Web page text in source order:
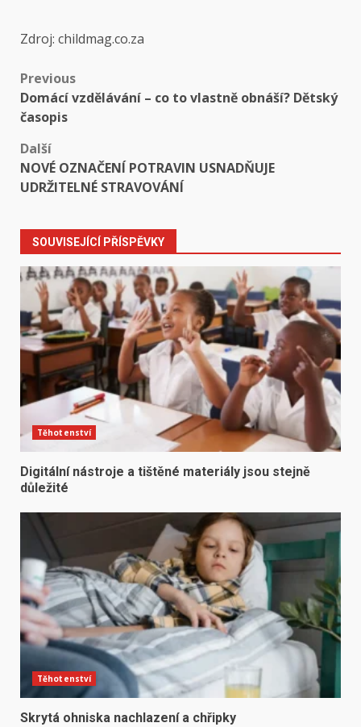
Zdroj: childmag.co.za
Post
navigation
Previous
Domácí vzdělávání – co to vlastně obnáší? Dětský
časopis
Další
NOVÉ OZNAČENÍ POTRAVIN USNADŇUJE
UDRŽITELNÉ STRAVOVÁNÍ
SOUVISEJÍCÍ PŘÍSPĚVKY
Těhotenství
Digitální nástroje a tištěné materiály jsou stejně
důležité
Těhotenství
Skrytá ohniska nachlazení a chřipky